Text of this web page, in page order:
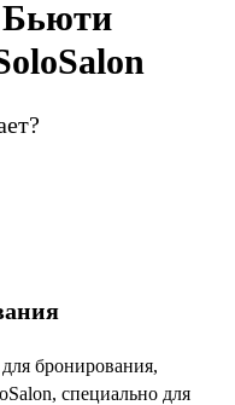
для бронирования,
специально для